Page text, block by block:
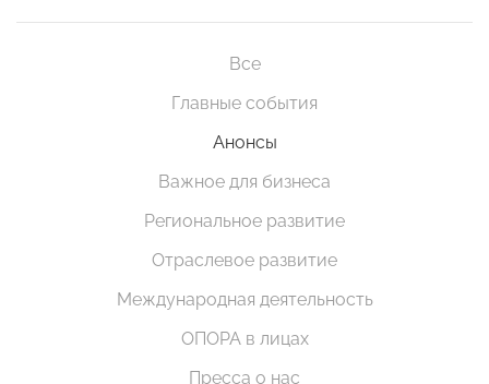
Все
Главные события
Анонсы
Важное для бизнеса
Региональное развитие
Отраслевое развитие
Международная деятельность
ОПОРА в лицах
Пресса о нас